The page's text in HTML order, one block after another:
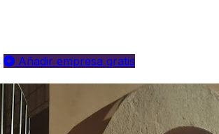
Añadir empresa gratis